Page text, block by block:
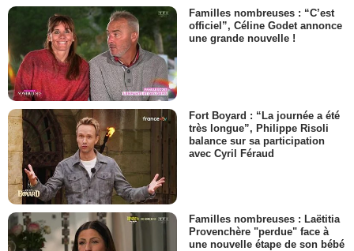
Familles nombreuses : “C’est
officiel”, Céline Godet annonce
une grande nouvelle !
Fort Boyard : “La journée a été
très longue”, Philippe Risoli
balance sur sa participation
avec Cyril Féraud
Familles nombreuses : Laëtitia
Provenchère "perdue" face à
une nouvelle étape de son bébé